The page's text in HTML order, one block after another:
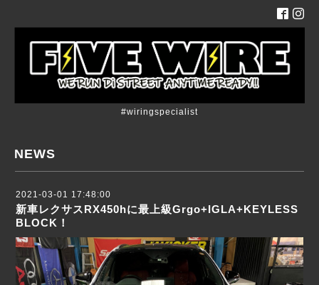
#wiringspecialist
NEWS
2021-03-01 17:48:00
新車レクサスRX450hに最上級Grgo+IGLA+KEYLESS
BLOCK！